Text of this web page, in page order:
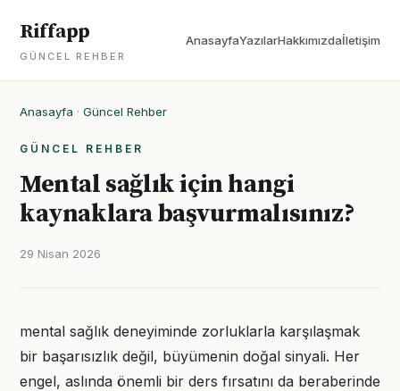
Riffapp
GÜNCEL REHBER
AnasayfaYazılarHakkımızdaİletişim
Anasayfa · Güncel Rehber
GÜNCEL REHBER
Mental sağlık için hangi
kaynaklara başvurmalısınız?
29 Nisan 2026
mental sağlık deneyiminde zorluklarla karşılaşmak
bir başarısızlık değil, büyümenin doğal sinyali. Her
engel, aslında önemli bir ders fırsatını da beraberinde